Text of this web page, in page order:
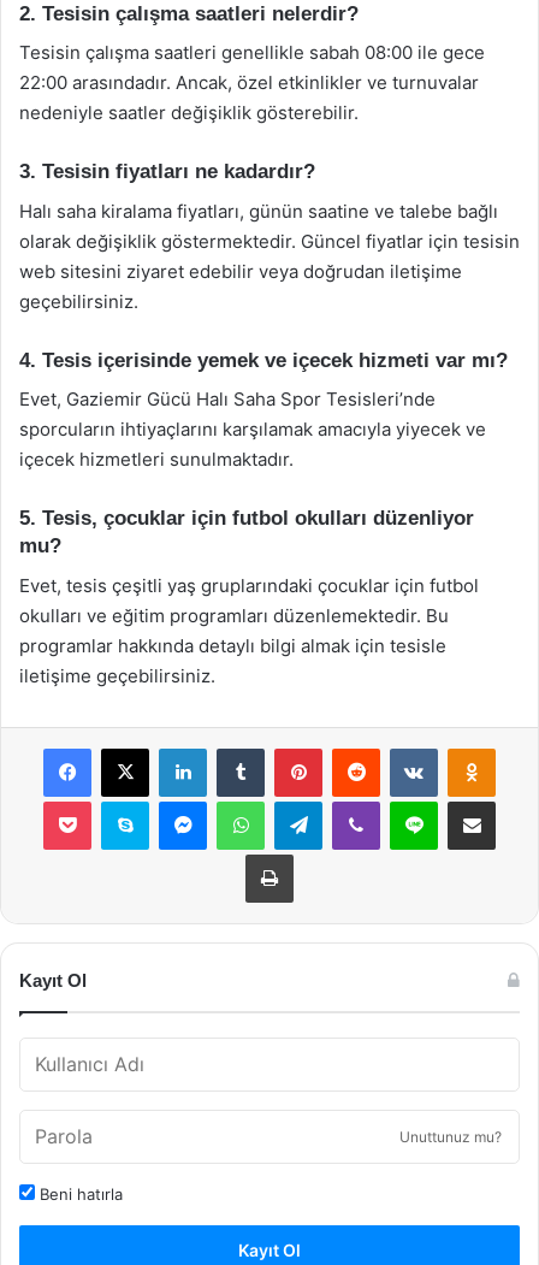
2. Tesisin çalışma saatleri nelerdir?
Tesisin çalışma saatleri genellikle sabah 08:00 ile gece
22:00 arasındadır. Ancak, özel etkinlikler ve turnuvalar
nedeniyle saatler değişiklik gösterebilir.
3. Tesisin fiyatları ne kadardır?
Halı saha kiralama fiyatları, günün saatine ve talebe bağlı
olarak değişiklik göstermektedir. Güncel fiyatlar için tesisin
web sitesini ziyaret edebilir veya doğrudan iletişime
geçebilirsiniz.
4. Tesis içerisinde yemek ve içecek hizmeti var mı?
Evet, Gaziemir Gücü Halı Saha Spor Tesisleri’nde
sporcuların ihtiyaçlarını karşılamak amacıyla yiyecek ve
içecek hizmetleri sunulmaktadır.
5. Tesis, çocuklar için futbol okulları düzenliyor
mu?
Evet, tesis çeşitli yaş gruplarındaki çocuklar için futbol
okulları ve eğitim programları düzenlemektedir. Bu
programlar hakkında detaylı bilgi almak için tesisle
iletişime geçebilirsiniz.
Facebook
X LinkedInTumblr PinterestReddit VKontakte
Pocket Skype MessengerWhatsAppTelegramViber Line E-Posta ile
Yazdır
Kayıt Ol
Unuttunuz mu?
Beni hatırla
Kayıt Ol